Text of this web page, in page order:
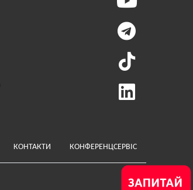
Меню у футері
КОНТАКТИ КОНФЕРЕНЦСЕРВІС